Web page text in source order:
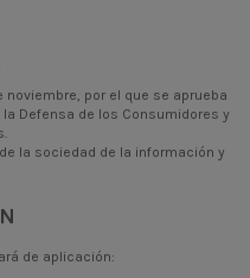
noviembre, por el que se aprueba
Defensa de los Consumidores y
la sociedad de la información y
de aplicación: